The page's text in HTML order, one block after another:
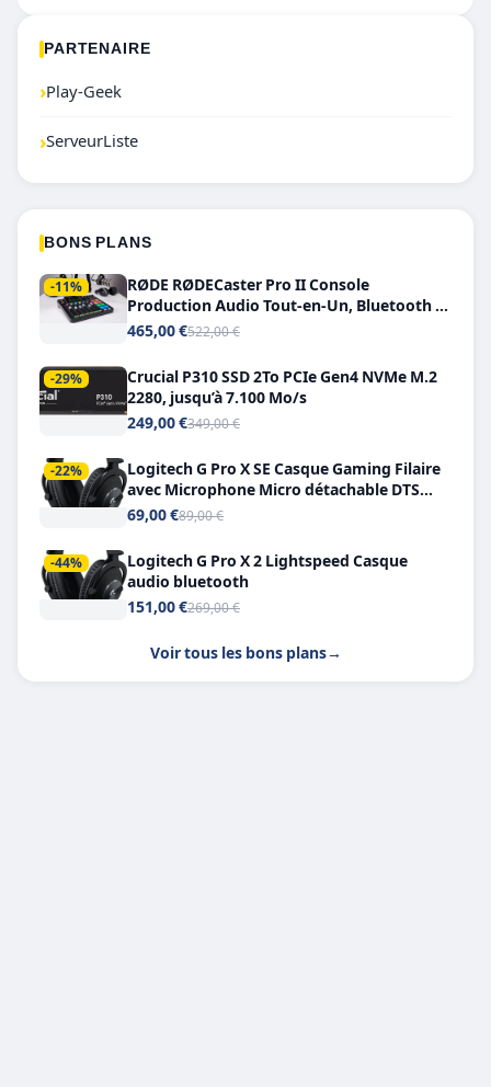
PARTENAIRE
›Play-Geek
›ServeurListe
BONS PLANS
-11%
RØDE RØDECaster Pro II Console
Production Audio Tout-en-Un, Bluetooth et
Double USB-C
465,00 €522,00 €
-29%
Crucial P310 SSD 2To PCIe Gen4 NVMe M.2
2280, jusqu’à 7.100 Mo/s
249,00 €349,00 €
-22%
Logitech G Pro X SE Casque Gaming Filaire
avec Microphone Micro détachable DTS
Headphone X 7.1
69,00 €89,00 €
-44%
Logitech G Pro X 2 Lightspeed Casque
audio bluetooth
151,00 €269,00 €
Voir tous les bons plans→